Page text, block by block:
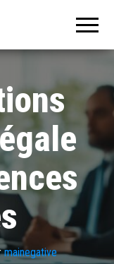
mainegative